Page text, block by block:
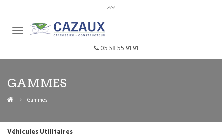
05 58 55 91 91
GAMMES
Gammes
Véhicules Utilitaires